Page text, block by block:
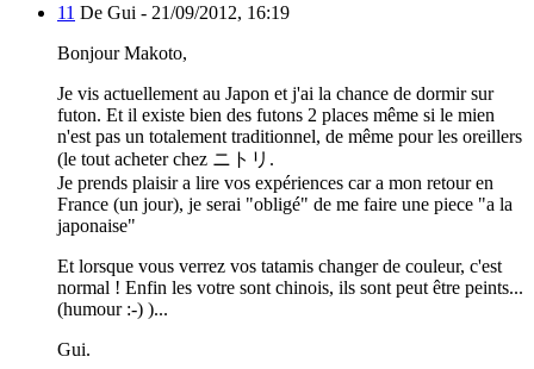
11 De Gui - 21/09/2012, 16:19
Bonjour Makoto,
Je vis actuellement au Japon et j'ai la chance de dormir sur
futon. Et il existe bien des futons 2 places même si le mien
n'est pas un totalement traditionnel, de même pour les oreillers
(le tout acheter chez ニトリ.
Je prends plaisir a lire vos expériences car a mon retour en
France (un jour), je serai "obligé" de me faire une piece "a la
japonaise"
Et lorsque vous verrez vos tatamis changer de couleur, c'est
normal ! Enfin les votre sont chinois, ils sont peut être peints...
(humour :-) )...
Gui.